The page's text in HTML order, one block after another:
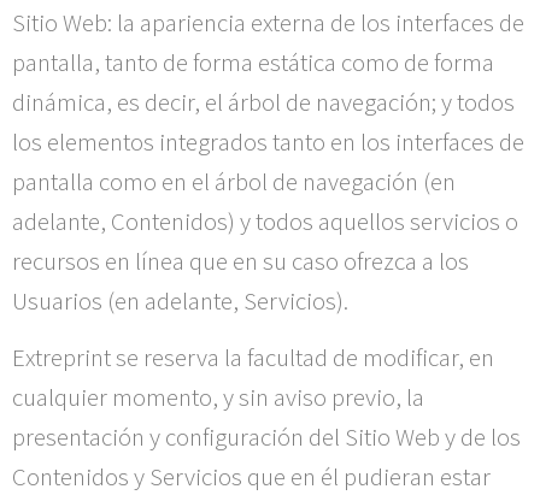
Sitio Web: la apariencia externa de los interfaces de
pantalla, tanto de forma estática como de forma
dinámica, es decir, el árbol de navegación; y todos
los elementos integrados tanto en los interfaces de
pantalla como en el árbol de navegación (en
adelante, Contenidos) y todos aquellos servicios o
recursos en línea que en su caso ofrezca a los
Usuarios (en adelante, Servicios).
Extreprintse reserva la facultad de modificar, en
cualquier momento, y sin aviso previo, la
presentación y configuración del Sitio Web y de los
Contenidos y Servicios que en él pudieran estar